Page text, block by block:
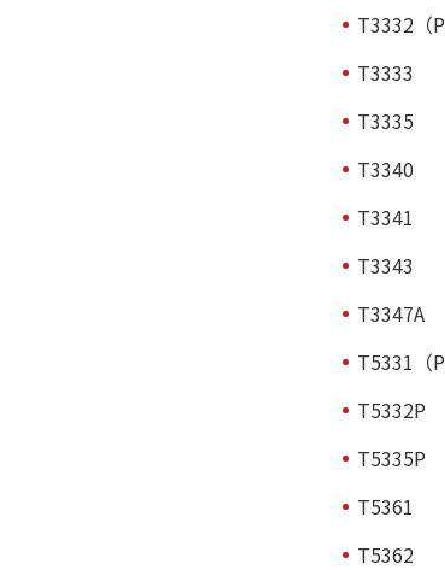
T3332（
T3333
T3335
T3340
T3341
T3343
T3347A
T5331（
T5332P
T5335P
T5361
T5362